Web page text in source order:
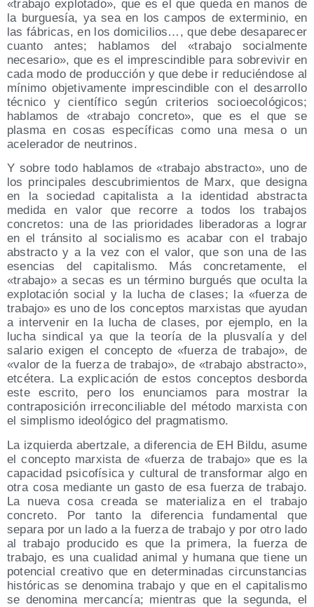
«trabajo explotado», que es el que queda en manos de
la burguesía, ya sea en los campos de exterminio, en
las fábricas, en los domicilios…, que debe desaparecer
cuanto antes; hablamos del «trabajo socialmente
necesario», que es el imprescindible para sobrevivir en
cada modo de producción y que debe ir reduciéndose al
mínimo objetivamente imprescindible con el desarrollo
técnico y científico según criterios socioecológicos;
hablamos de «trabajo concreto», que es el que se
plasma en cosas específicas como una mesa o un
acelerador de neutrinos.
Y sobre todo hablamos de «trabajo abstracto», uno de
los principales descubrimientos de Marx, que designa
en la sociedad capitalista a la identidad abstracta
medida en valor que recorre a todos los trabajos
concretos: una de las prioridades liberadoras a lograr
en el tránsito al socialismo es acabar con el trabajo
abstracto y a la vez con el valor, que son una de las
esencias del capitalismo. Más concretamente, el
«trabajo» a secas es un término burgués que oculta la
explotación social y la lucha de clases; la «fuerza de
trabajo» es uno de los conceptos marxistas que ayudan
a intervenir en la lucha de clases, por ejemplo, en la
lucha sindical ya que la teoría de la plusvalía y del
salario exigen el concepto de «fuerza de trabajo», de
«valor de la fuerza de trabajo», de «trabajo abstracto»,
etcétera. La explicación de estos conceptos desborda
este escrito, pero los enunciamos para mostrar la
contraposición irreconciliable del método marxista con
el simplismo ideológico del pragmatismo.
La izquierda abertzale, a diferencia de EH Bildu, asume
el concepto marxista de «fuerza de trabajo» que es la
capacidad psicofísica y cultural de transformar algo en
otra cosa mediante un gasto de esa fuerza de trabajo.
La nueva cosa creada se materializa en el trabajo
concreto. Por tanto la diferencia fundamental que
separa por un lado a la fuerza de trabajo y por otro lado
al trabajo producido es que la primera, la fuerza de
trabajo, es una cualidad animal y humana que tiene un
potencial creativo que en determinadas circunstancias
históricas se denomina trabajo y que en el capitalismo
se denomina mercancía; mientras que la segunda, el